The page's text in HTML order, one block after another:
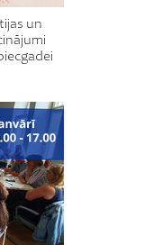
un